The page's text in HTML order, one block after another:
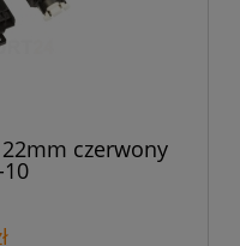
czerwony
10